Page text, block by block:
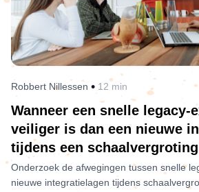
Robbert Nillessen • 12 min
Wanneer een snelle legacy-
veiliger is dan een nieuwe
tijdens een
Onderzoek de afwegingen tussen snelle
nieuwe integratielagen tijdens